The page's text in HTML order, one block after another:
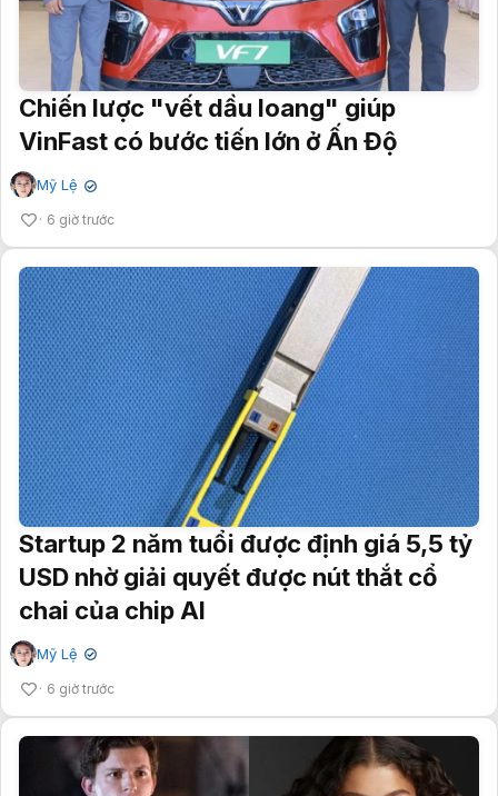
Chiến lược "vết dầu loang" giúp
VinFast có bước tiến lớn ở Ấn Độ
Mỹ Lệ ✔
6 giờ trước
Startup 2 năm tuổi được định giá 5,5 tỷ
USD nhờ giải quyết được nút thắt cổ
chai của chip AI
Mỹ Lệ ✔
6 giờ trước